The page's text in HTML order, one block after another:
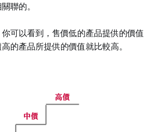
聯的。
可以看到，售價低的產品提供的價值
的產品所提供的價值就比較高。